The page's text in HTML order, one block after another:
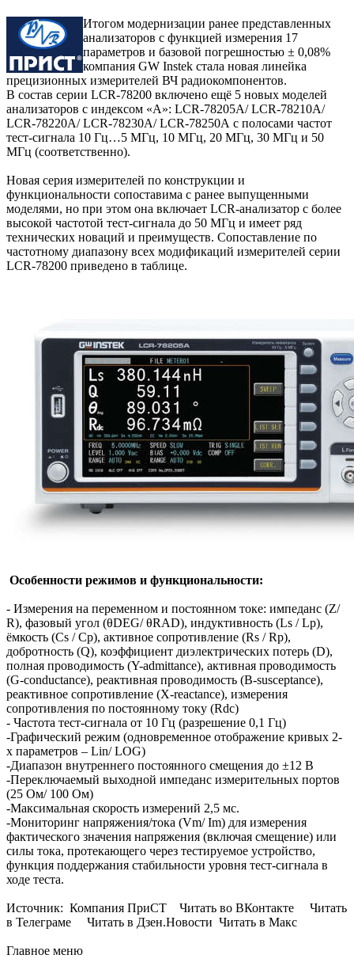
Итогом модернизации ранее представленных
анализаторов с функцией измерения 17
параметров и базовой погрешностью ± 0,08%
компания GW Instek стала новая линейка
прецизионных измерителей ВЧ радиокомпонентов.
В состав серии LCR-78200 включено ещё 5 новых моделей
анализаторов с индексом «А»: LCR-78205А/ LCR-78210А/
LCR-78220А/ LCR-78230А/ LCR-78250А с полосами частот
тест-сигнала 10 Гц…5 МГц, 10 МГц, 20 МГц, 30 МГц и 50
МГц (соответственно).
Новая серия измерителей по конструкции и
функциональности сопоставима с ранее выпущенными
моделями, но при этом она включает LCR-анализатор с более
высокой частотой тест-сигнала до 50 МГц и имеет ряд
технических новаций и преимуществ. Сопоставление по
частотному диапазону всех модификаций измерителей серии
LCR-78200 приведено в таблице.
Особенности режимов и функциональности:
- Измерения на переменном и постоянном токе: импеданс (Z/
R), фазовый угол (θDEG/ θRAD), индуктивность (Ls / Lp),
ёмкость (Cs / Cp), активное сопротивление (Rs / Rp),
добротность (Q), коэффициент диэлектрических потерь (D),
полная проводимость (Y-admittance), активная проводимость
(G-conductance), реактивная проводимость (B-susceptance),
реактивное сопротивление (X-reactance), измерения
сопротивления по постоянному току (Rdc)
- Частота тест-сигнала от 10 Гц (разрешение 0,1 Гц)
-Графический режим (одновременное отображение кривых 2-
х параметров – Lin/ LOG)
-Диапазон внутреннего постоянного смещения до ±12 В
-Переключаемый выходной импеданс измерительных портов
(25 Ом/ 100 Ом)
-Максимальная скорость измерений 2,5 мс.
-Мониторинг напряжения/тока (Vm/ Im) для измерения
фактического значения напряжения (включая смещение) или
силы тока, протекающего через тестируемое устройство,
функция поддержания стабильности уровня тест-сигнала в
ходе теста.
Источник: Компания ПриСТ Читать во ВКонтакте Читать
в Телеграме Читать в Дзен.Новости Читать в Макс
Главное меню